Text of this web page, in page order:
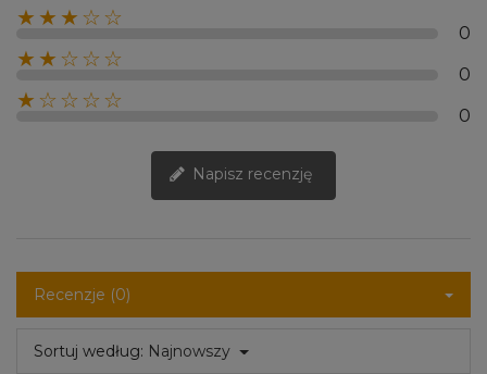
★★★☆☆
0
★★☆☆☆
0
★☆☆☆☆
0
Napisz recenzję
Recenzje (0)
Sortuj według: Najnowszy